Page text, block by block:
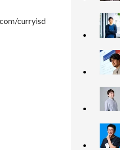
curryisd